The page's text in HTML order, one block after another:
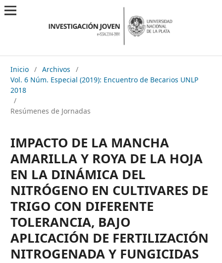
Inicio / Archivos
/
Vol. 6 Núm. Especial (2019): Encuentro de Becarios UNLP
2018
/
Resúmenes de Jornadas
IMPACTO DE LA MANCHA
AMARILLA Y ROYA DE LA HOJA
EN LA DINÁMICA DEL
NITRÓGENO EN CULTIVARES DE
TRIGO CON DIFERENTE
TOLERANCIA, BAJO
APLICACIÓN DE FERTILIZACIÓN
NITROGENADA Y FUNGICIDAS